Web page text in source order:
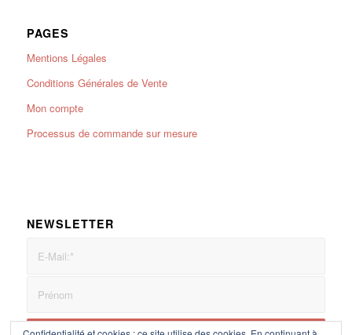
PAGES
Mentions Légales
Conditions Générales de Vente
Mon compte
Processus de commande sur mesure
NEWSLETTER